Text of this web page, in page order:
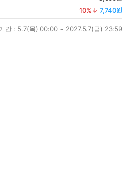
10%↓ 7,740원
간 : 5.7(목) 00:00 ~ 2027.5.7(금) 23:59